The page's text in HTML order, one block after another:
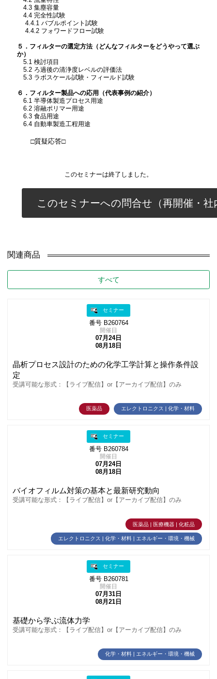
4.3 集塵容量
4.4 完全性試験
4.4.1 バブルポイント試験
4.4.2 フォワードフロー試験
５．フィルターの選定方法（どんなフィルターをどうやって選ぶ
か）
5.1 検討項目
5.2 ろ過後の清浄度レベルの評価法
5.3 ラボスケール試験・フィールド試験
６．フィルター製品への応用（代表事例の紹介）
6.1 半導体製造プロセス用途
6.2 溶融ポリマー用途
6.3 食品用途
6.4 自動車製造工程用途
□質疑応答□
このセミナーは終了しました。
このセミナーへの問合せ（再開催・社
関連商品
すべて
セミナー
番号 B260764
開催日
07月24日
08月18日
晶析プロセス設計のための化学工学計算と操作条件設
定
受講可能な形式：【ライブ配信】or【アーカイブ配信】のみ
医薬品 エレクトロニクス | 化学・材料
セミナー
番号 B260784
開催日
07月24日
08月18日
バイオフィルム対策の基本と最新研究動向
受講可能な形式：【ライブ配信】or【アーカイブ配信】のみ
医薬品 | 医療機器 | 化粧品
エレクトロニクス | 化学・材料 | エネルギー・環境・機械
セミナー
番号 B260781
開催日
07月31日
08月21日
基礎から学ぶ流体力学
受講可能な形式：【ライブ配信】or【アーカイブ配信】のみ
化学・材料 | エネルギー・環境・機械